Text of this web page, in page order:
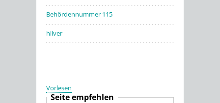
Behördennummer 115
hilver
Vorlesen
Seite empfehlen